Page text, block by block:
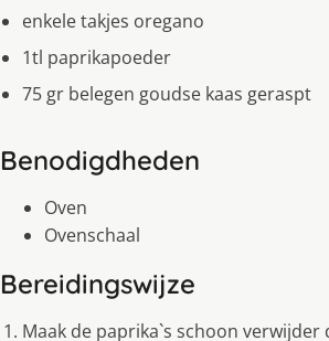
enkele takjes oregano
1tl paprikapoeder
75 gr belegen goudse kaas geraspt
Benodigdheden
Oven
Ovenschaal
Bereidingswijze
Maak de paprika`s schoon verwijder